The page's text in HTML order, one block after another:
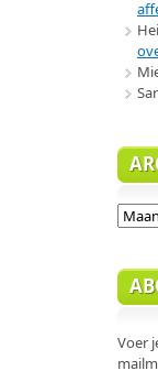
Voer